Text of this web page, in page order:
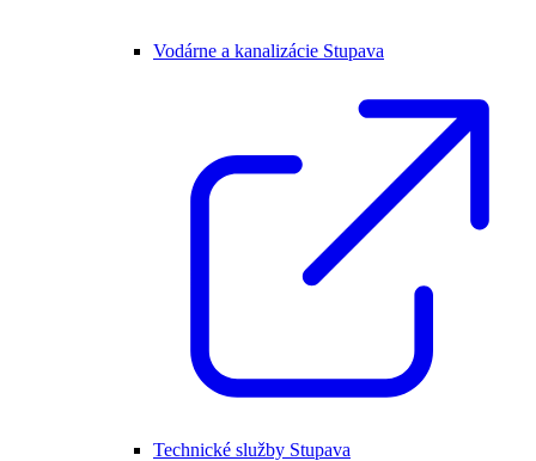
Vodárne a kanalizácie Stupava
Technické služby Stupava